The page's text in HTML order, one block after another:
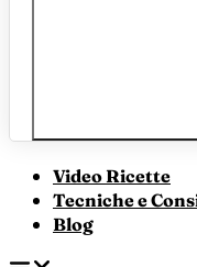
Video Ricette
Tecniche e
Blog